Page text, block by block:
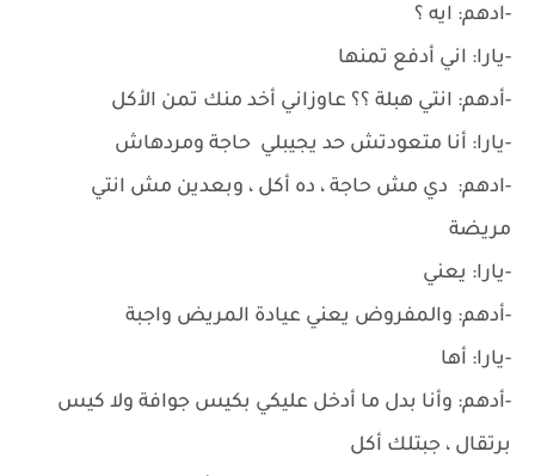
-ادهم: ايه ؟
-يارا: اني أدفع تمنها
-أدهم: انتي هبلة ؟؟ عاوزاني أخد منك تمن الأكل
-يارا: أنا متعودتش حد يجيبلي حاجة ومردهاش
-ادهم: دي مش حاجة ، ده أكل ، وبعدين مش انتي
مريضة
-يارا: يعني
-أدهم: والمفروض يعني عيادة المريض واجبة
-يارا: أها
-أدهم: وأنا بدل ما أدخل عليكي بكيس جوافة ولا كيس
برتقال ، جبتلك أكل